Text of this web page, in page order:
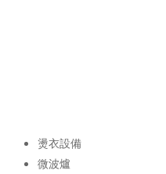
燙衣設備
微波爐